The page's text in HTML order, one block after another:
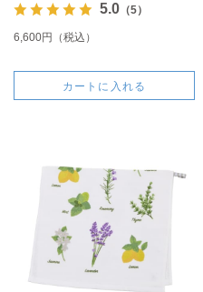
5.0（5）
6,600円（税込）
カートに入れる